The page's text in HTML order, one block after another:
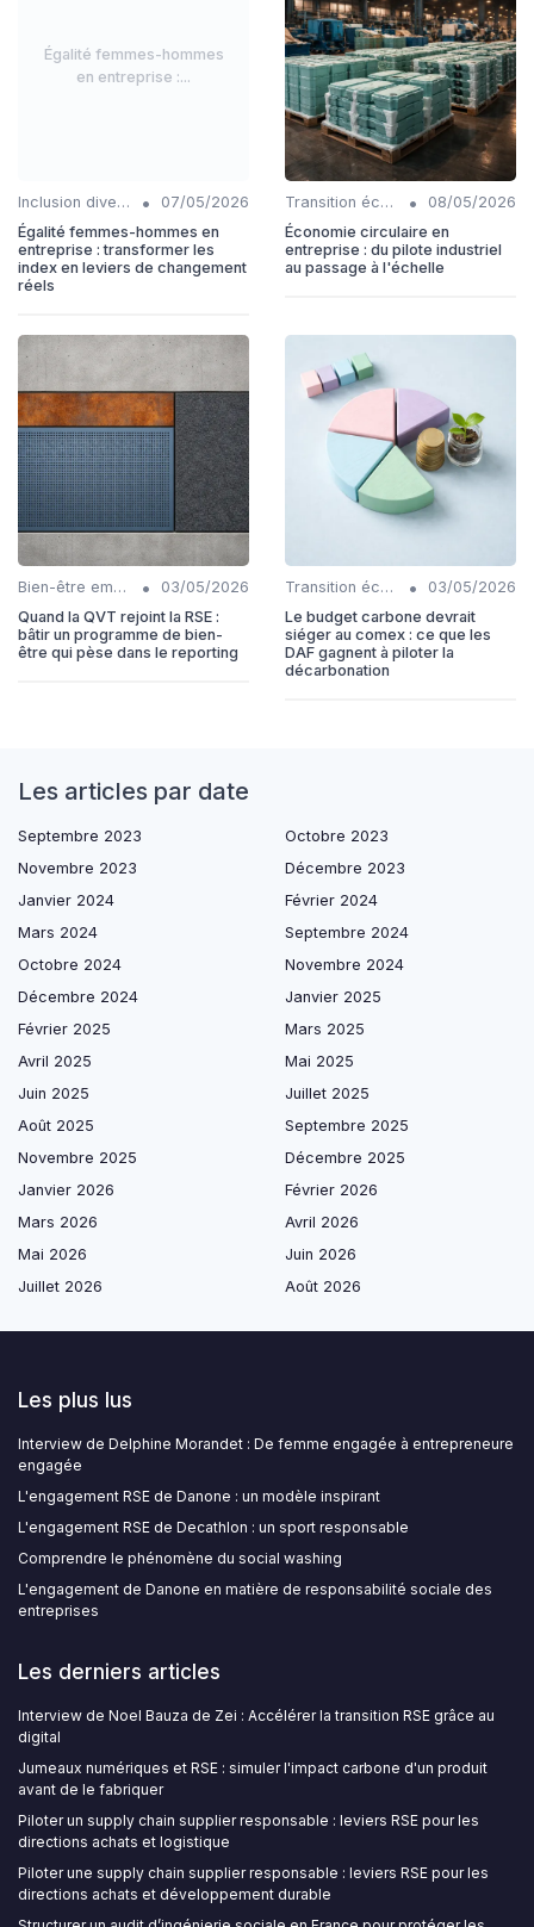
Égalité femmes-hommes
en entreprise :...
Inclusion diversité •
07/05/2026
Égalité femmes-hommes en
entreprise : transformer les
index en leviers de changement
réels
Transition écologique •
08/05/2026
Économie circulaire en
entreprise : du pilote industriel
au passage à l'échelle
Bien-être employés •
03/05/2026
Quand la QVT rejoint la RSE :
bâtir un programme de bien-
être qui pèse dans le reporting
Transition écologique •
03/05/2026
Le budget carbone devrait
siéger au comex : ce que les
DAF gagnent à piloter la
décarbonation
Les articles par date
Septembre 2023
Octobre 2023
Novembre 2023
Décembre 2023
Janvier 2024
Février 2024
Mars 2024
Septembre 2024
Octobre 2024
Novembre 2024
Décembre 2024
Janvier 2025
Février 2025
Mars 2025
Avril 2025
Mai 2025
Juin 2025
Juillet 2025
Août 2025
Septembre 2025
Novembre 2025
Décembre 2025
Janvier 2026
Février 2026
Mars 2026
Avril 2026
Mai 2026
Juin 2026
Juillet 2026
Août 2026
Les plus lus
Interview de Delphine Morandet : De femme engagée à entrepreneure
engagée
L'engagement RSE de Danone : un modèle inspirant
L'engagement RSE de Decathlon : un sport responsable
Comprendre le phénomène du social washing
L'engagement de Danone en matière de responsabilité sociale des
entreprises
Les derniers articles
Interview de Noel Bauza de Zei : Accélérer la transition RSE grâce au
digital
Jumeaux numériques et RSE : simuler l'impact carbone d'un produit
avant de le fabriquer
Piloter un supply chain supplier responsable : leviers RSE pour les
directions achats et logistique
Piloter une supply chain supplier responsable : leviers RSE pour les
directions achats et développement durable